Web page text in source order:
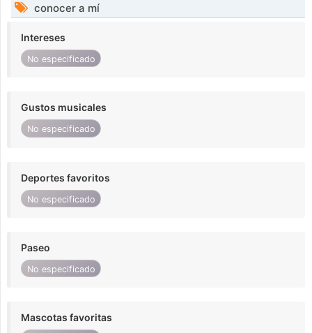
conocer a mí
Intereses
No especificado
Gustos musicales
No especificado
Deportes favoritos
No especificado
Paseo
No especificado
Mascotas favoritas